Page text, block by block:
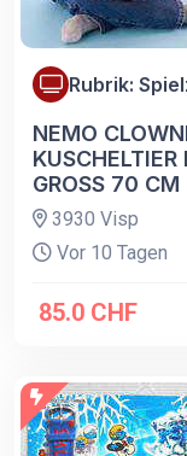
Rubrik:
NEMO
GROSS 70 CM
3930 Visp
Vor 10 Tagen
85.0 CHF